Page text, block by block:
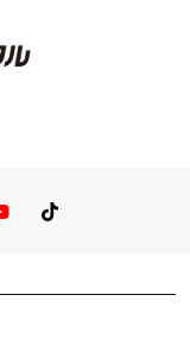
You TubeTikTok